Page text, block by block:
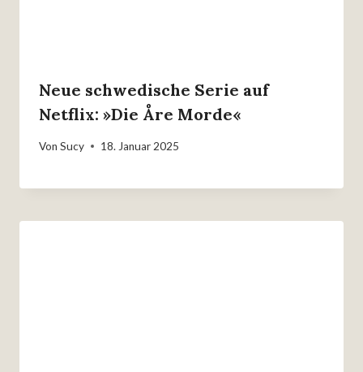
Neue schwedische Serie auf
Netflix: »Die Åre Morde«
Von Sucy 18. Januar 2025